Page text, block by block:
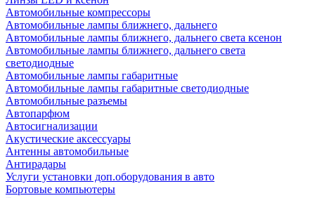
Автомобильные компрессоры
Автомобильные лампы ближнего, дальнего
Автомобильные лампы ближнего, дальнего света ксенон
Автомобильные лампы ближнего, дальнего света
светодиодные
Автомобильные лампы габаритные
Автомобильные лампы габаритные светодиодные
Автомобильные разъемы
Автопарфюм
Автосигнализации
Акустические аксессуары
Антенны автомобильные
Антирадары
Услуги установки доп.оборудования в авто
Бортовые компьютеры